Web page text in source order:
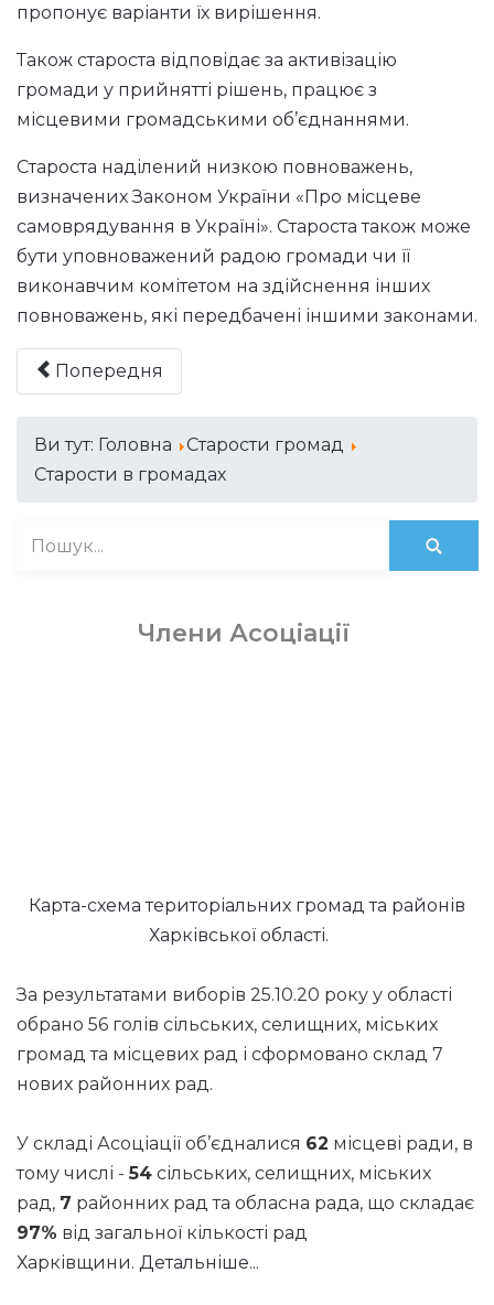
пропонує варіанти їх вирішення.
Також староста відповідає за активізацію
громади у прийнятті рішень, працює з
місцевими громадськими об’єднаннями.
Староста наділений низкою повноважень,
визначених Законом України «Про місцеве
самоврядування в Україні». Староста також може
бути уповноважений радою громади чи її
виконавчим комітетом на здійснення інших
повноважень, які передбачені іншими законами.
Попередня
Ви тут: Головна
Старости громад
Старости в громадах
Члени Асоціації
Карта-схема територіальних громад та районів
Харківської області.
За результатами виборів 25.10.20 року у області
обрано 56 голів сільських, селищних, міських
громад та місцевих рад і сформовано склад 7
нових районних рад.
У складі Асоціації об’єдналися 62 місцеві ради, в
тому числі -54 сільських, селищних, міських
рад, 7 районних рад та обласна рада, що складає
97% від загальної кількості рад
Харківщини. Детальніше...